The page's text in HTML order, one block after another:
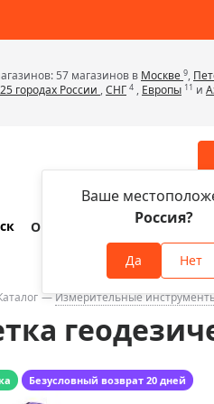
57 магазинов в Москве 9,
городах России ,СНГ 4 , Европы 11 и
трубы
Ваше
Россия?
Да Нет
О компании Оплата и
Измерительные
Безусловный возврат 20 дней